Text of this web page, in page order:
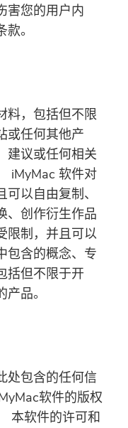
害您的用户内
。
料，包括但不限
或任何其他产
建议或任何相关
iMyMac 软件对
以自由复制、
、创作衍生作品
限制，并且可以
包含的概念、专
括但不限于开
品。
处包含的任何信
软件的版权
本软件的许可和
应用程序
。
只能在
购买软
店.
地址。